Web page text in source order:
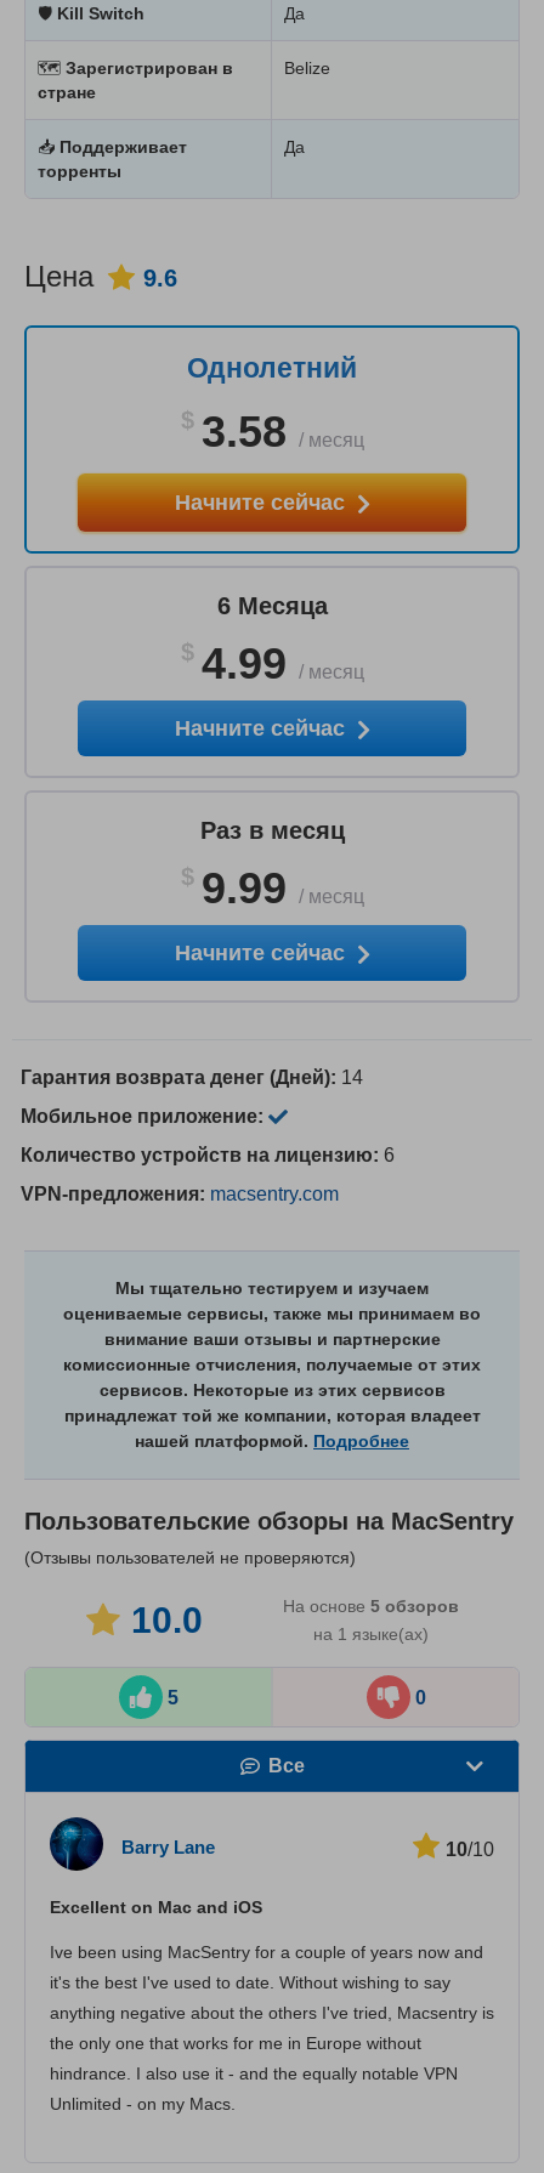
🛡 Kill Switch Да
🗺 Зарегистрирован в
стране
Belize
📥 Поддерживает
торренты
Да
Цена 9.6
Однолетний
$ 3.58 / месяц
Начните сейчас
6 Месяца
$ 4.99 / месяц
Начните сейчас
Раз в месяц
$ 9.99 / месяц
Начните сейчас
Гарантия возврата денег (Дней): 14
Мобильное приложение:
Количество устройств на лицензию: 6
VPN-предложения: macsentry.com
Мы тщательно тестируем и изучаем
оцениваемые сервисы, также мы принимаем во
внимание ваши отзывы и партнерские
комиссионные отчисления, получаемые от этих
сервисов. Некоторые из этих сервисов
принадлежат той же компании, которая владеет
нашей платформой. Подробнее
Пользовательские обзоры на MacSentry
(Отзывы пользователей не проверяются)
10.0 На основе 5обзоров
на 1 языке(ах)
5 0
Все
Поддержка пользователей
Barry Lane 10/10
Excellent on Mac and iOS
Ive been using MacSentry for a couple of years now and
it's the best I've used to date. Without wishing to say
anything negative about the others I've tried, Macsentry is
the only one that works for me in Europe without
hindrance. I also use it - and the equally notable VPN
Unlimited - on my Macs.